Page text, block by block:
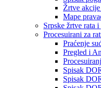
Žrtve
Mape
Srpske žrtve rata
Procesuirani za
Praćenje
Pregled i
Spisak
Spisak